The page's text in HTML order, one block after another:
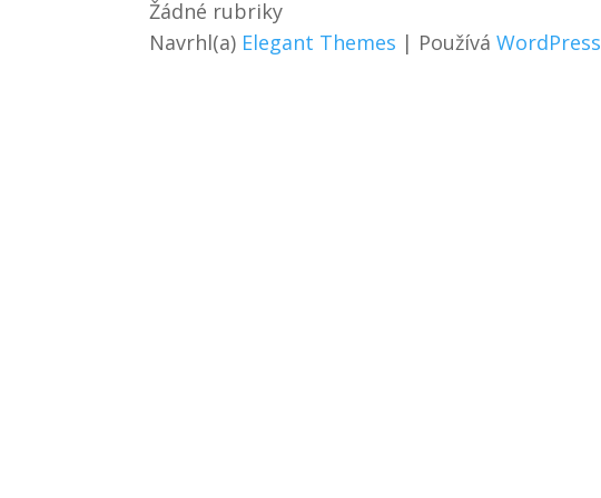
Žádné rubriky
Navrhl(a) Elegant Themes | PoužíváWordPress